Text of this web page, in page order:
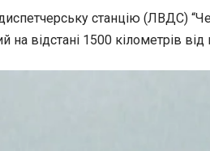
станцію (ЛВДС)
на відстані 1500 кілометрів